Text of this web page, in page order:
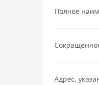
Полное
Адрес,